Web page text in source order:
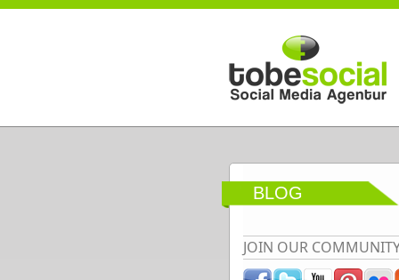
Direkt zum Inhalt
BLOG
JOIN OUR